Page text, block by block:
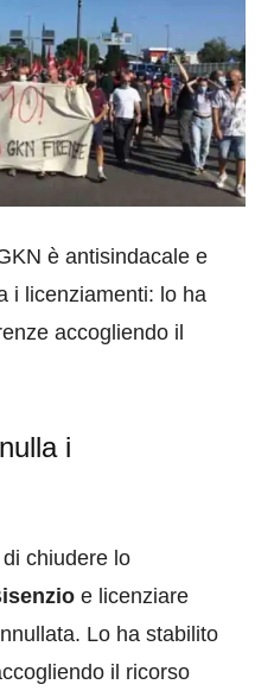
è antisindacale e
i licenziamenti: lo ha
accogliendo il
i
di chiudere lo
e licenziare
Lo ha stabilito
il ricorso